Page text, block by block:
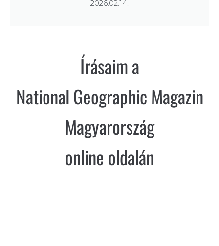
2026.02.14.
Írásaim a
National Geographic Magazin
Magyarország
online oldalán